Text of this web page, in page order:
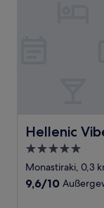
Hellenic
Hellenic Vibes
5.0-
Sterne-
Unterkunft
Monastiraki, 0,3
9.6
9,6/10